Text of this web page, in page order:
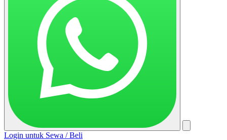
Login untuk Sewa / Beli